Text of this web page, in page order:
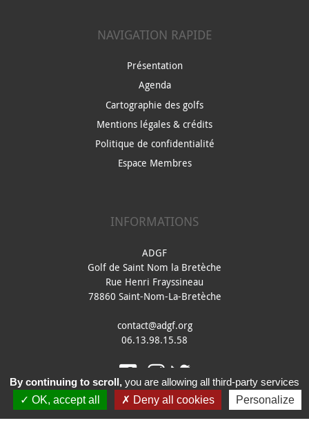
NAVIGATION RAPIDE
Présentation
Agenda
Cartographie des golfs
Mentions légales & crédits
Politique de confidentialité
Espace Membres
INFORMATIONS
ADGF
Golf de Saint Nom la Bretèche
Rue Henri Frayssineau
78860 Saint-Nom-La-Bretèche
contact@adgf.org
06.13.98.15.58
By continuing to scroll, you are allowing all third-party services
OK, accept all
Deny all cookies Personalize